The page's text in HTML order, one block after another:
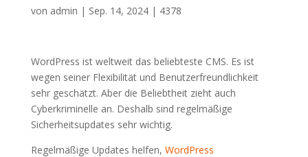
von admin | Sep. 14, 2024| 4378
WordPress ist weltweit das beliebteste CMS. Es ist
wegen seiner Flexibilität und Benutzerfreundlichkeit
sehr geschätzt. Aber die Beliebtheit zieht auch
Cyberkriminelle an. Deshalb sind regelmäßige
Sicherheitsupdates sehr wichtig.
Regelmäßige Updates helfen, WordPress